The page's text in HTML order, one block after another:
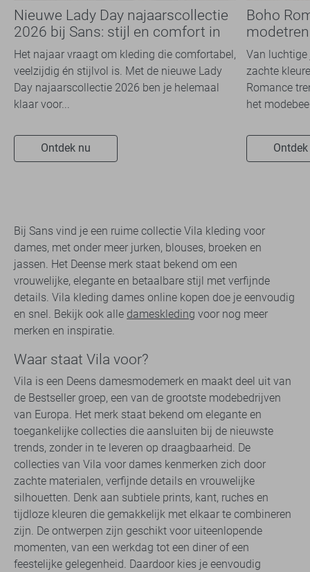
Nieuwe Lady Day najaarscollectie
2026 bij Sans: stijl en comfort in
travelkwaliteit
Het najaar vraagt om kleding die comfortabel,
veelzijdig én stijlvol is. Met de nieuwe Lady
Day najaarscollectie 2026 ben je helemaal
klaar voor...
Ontdek nu
Boho
overal
Van luchtige
zachte
Romance
het
Bij Sans vind je een ruime collectie Vila kleding voor
dames, met onder meer jurken, blouses, broeken en
jassen. Het Deense merk staat bekend om een
vrouwelijke, elegante en betaalbare stijl met verfijnde
details. Vila kleding dames online kopen doe je eenvoudig
en snel. Bekijk ook alle dameskleding voor nog meer
merken en inspiratie.
Waar staat Vila voor?
Vila is een Deens damesmodemerk en maakt deel uit van
de Bestseller groep, een van de grootste modebedrijven
van Europa. Het merk staat bekend om elegante en
toegankelijke collecties die aansluiten bij de nieuwste
trends, zonder in te leveren op draagbaarheid. De
collecties van Vila voor dames kenmerken zich door
zachte materialen, verfijnde details en vrouwelijke
silhouetten. Denk aan subtiele prints, kant, ruches en
tijdloze kleuren die gemakkelijk met elkaar te combineren
zijn. De ontwerpen zijn geschikt voor uiteenlopende
momenten, van een werkdag tot een diner of een
feestelijke gelegenheid. Daardoor kies je eenvoudig